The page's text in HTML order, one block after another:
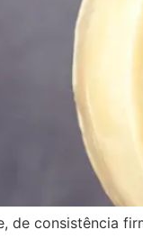
de consistência